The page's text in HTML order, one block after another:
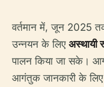
वर्तमान में, जून 2025
उन्नयन के लिए अस्थायी
पालन किया जा सके।
आगंतुक जानकारी के लिए